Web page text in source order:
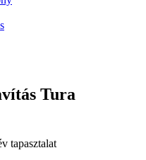
Tura
tapasztalat